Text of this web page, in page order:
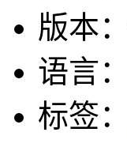
版本：
语言：
标签：